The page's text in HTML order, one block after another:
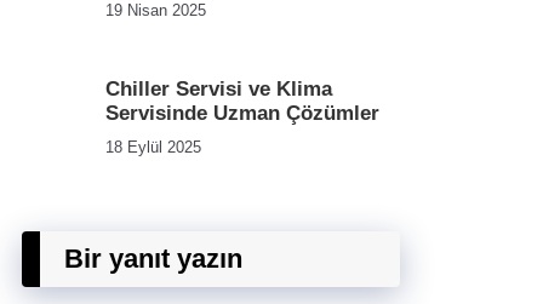
19 Nisan 2025
Chiller Servisi ve Klima
Servisinde Uzman Çözümler
18 Eylül 2025
Bir yanıt yazın